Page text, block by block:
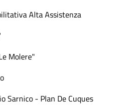
Alta Assistenza
Molere"
Sarnico - Plan De Cuques